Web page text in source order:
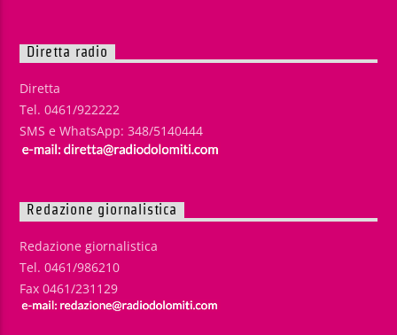
Diretta radio
Diretta
Tel. 0461/922222
SMS e WhatsApp: 348/5140444
Redazione giornalistica
Redazione giornalistica
Tel. 0461/986210
Fax 0461/231129